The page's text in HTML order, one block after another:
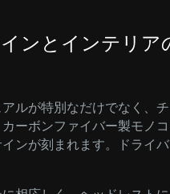
ンとインテリア
ルが特別なだけでなく、
ーボンファイバー製モノ
ンが刻まれます。ドライ